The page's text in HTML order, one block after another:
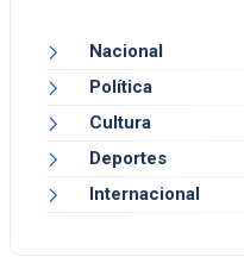
Nacional
Política
Cultura
Deportes
Internacional